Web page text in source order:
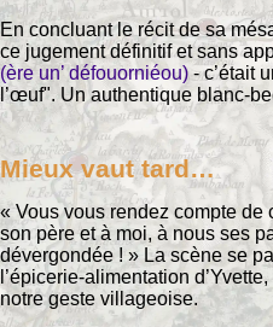
En concluant le récit de sa
ce jugement définitif et sans
(ère un’ défouorniéou)- c’était
l’œuf". Un authentique blanc-
Mieux vaut tard…
« Vous vous rendez compte de
son père et à moi, à nous ses
dévergondée ! » La scène se
l’épicerie-alimentation
notre geste villageoise.